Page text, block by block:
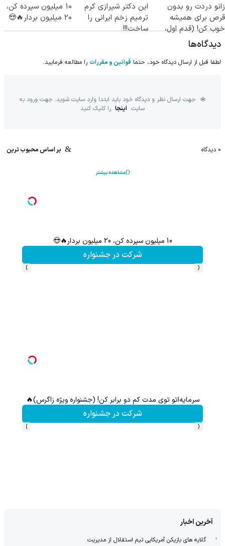
زانو دردت رو بدون
قرص برای همیشه
خوب کن! (قدم اول،
پرسش‌نامه)
این دکتر شیرازی کرم
ترمیم زخم ایرانی را
ساخت!!!
10 میلیون سپرده کن،
20 میلیون بردار🔥😍
دیدگاه‌ها
لطفا قبل از ارسال دیدگاه خود، حتما قوانین و مقررات را مطالعه فرمایید.
جهت ارسال نظر و دیدگاه خود باید ابتدا وارد سایت شوید. جهت ورود به
سایت اینجا را کلیک کنید
0 دیدگاه بر اساس محبوب ترین
مشاهده بیشتر
10 میلیون سپرده کن، 20 میلیون بردار🔥😍
شرکت در جشنواره
‹
›
سرمایه‌اتو توی مدت کم دو برابر کن! (جشنواره ویژه زاگرس)🔥
شرکت در جشنواره
‹
›
آخرین اخبار
گلایه های بازیکن آمریکایی تیم استقلال از مدیریت